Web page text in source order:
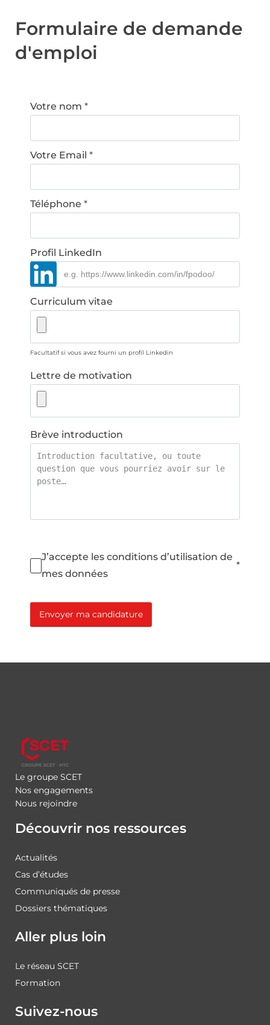
Formulaire de demande
d'emploi
Votre nom *
Votre Email *
Téléphone *
Profil LinkedIn
Curriculum vitae
Facultatif si vous avez fourni un profil Linkedin
Lettre de motivation
Brève introduction
J’accepte les conditions d’utilisation de
mes données
*
Envoyer ma candidature
Le groupe SCET
Nos engagements
Nous rejoindre
Découvrir nos ressources
Actualités
Cas d’études
Communiqués de presse
Dossiers thématiques
Aller plus loin
Le réseau SCET
Formation
Suivez-nous